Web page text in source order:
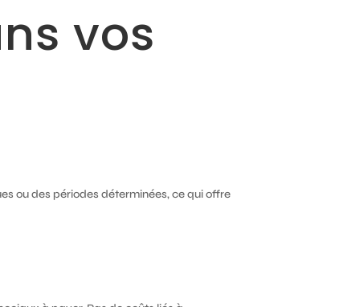
vos
ou des périodes déterminées, ce qui offre